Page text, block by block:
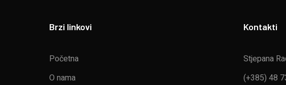
Brzi linkovi
Početna
O nama
Kontakti
Stjepana
(+385) 48